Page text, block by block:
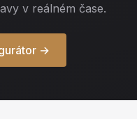
v reálném čase.
→